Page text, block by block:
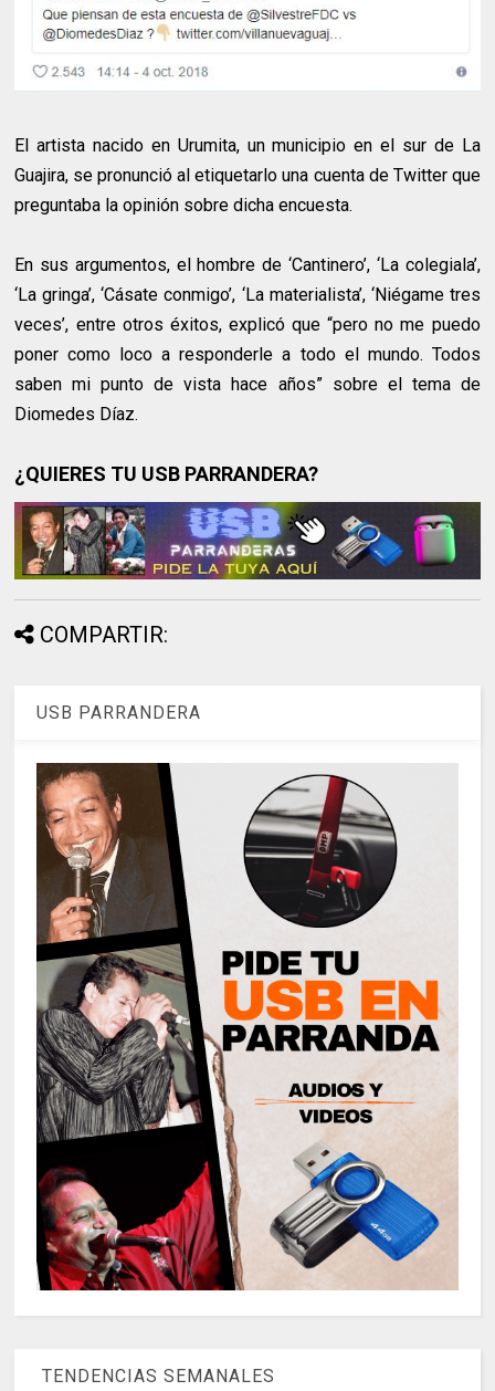
El artista nacido en Urumita, un municipio en el sur de La
Guajira, se pronunció al etiquetarlo una cuenta de Twitter que
preguntaba la opinión sobre dicha encuesta.
En sus argumentos, el hombre de ‘Cantinero’, ‘La colegiala’,
‘La gringa’, ‘Cásate conmigo’, ‘La materialista’, ‘Niégame tres
veces’, entre otros éxitos, explicó que “pero no me puedo
poner como loco a responderle a todo el mundo. Todos
saben mi punto de vista hace años” sobre el tema de
Diomedes Díaz.
¿QUIERES TU USB PARRANDERA?
COMPARTIR:
USB PARRANDERA
TENDENCIAS SEMANALES